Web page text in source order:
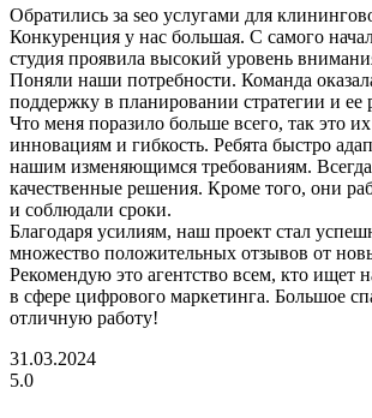
Обратились за seo услугами для
Конкуренция у нас большая. С самого
студия проявила высокий уровень
Поняли наши потребности. Команда
поддержку в планировании стратегии и ее
Что меня поразило больше всего, так это
инновациям и гибкость. Ребята быстро
нашим изменяющимся требованиям. Всегда
качественные решения. Кроме того, они
и соблюдали сроки.
Благодаря усилиям, наш проект стал
множество положительных отзывов от
Рекомендую это агентство всем, кто ищет
в сфере цифрового маркетинга. Большое
отличную работу!
31.03.2024
5.0